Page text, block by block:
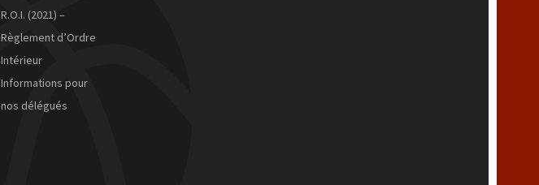
R.O.I. (2021) –
Règlement d’Ordre
Intérieur
Informations pour
nos délégués